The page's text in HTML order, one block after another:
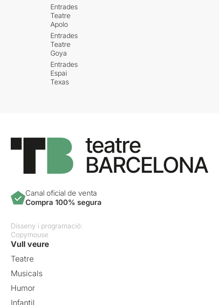
Entrades
Teatre
Apolo
Entrades
Teatre
Goya
Entrades
Espai
Texas
Canal oficial de venta
Compra 100% segura
Disseny i programació:
Copymouse
Vull veure
Teatre
Musicals
Humor
Infantil